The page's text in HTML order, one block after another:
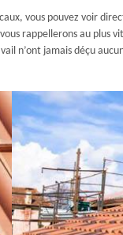
vous pouvez voir
rappellerons au plus
n’ont jamais déçu